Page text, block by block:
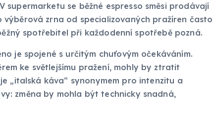
supermarketu se běžné espresso směsi prodávají
výběrová zrna od specializovaných pražíren často
spotřebitel při každodenní spotřebě pozná.
je spojené s určitým chuťovým očekáváním.
ke světlejšímu pražení, mohly by ztratit
„italská káva“ synonymem pro intenzitu a
změna by mohla být technicky snadná,